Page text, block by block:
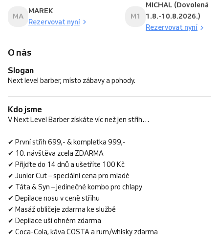
MA
MAREK
Rezervovat nyní
M1
MICHAL (Dovolená
1.8.-10.8.2026.)
Rezervovat nyní
O nás
Slogan
Next level barber, místo zábavy a pohody.
Kdo jsme
V Next Level Barber získáte víc než jen střih…
✔ První střih 699,- & kompletka 999,-
✔ 10. návštěva zcela ZDARMA
✔ Přijďte do 14 dnů a ušetříte 100 Kč
✔ Junior Cut – speciální cena pro mladé
✔ Táta & Syn – jedinečné kombo pro chlapy
✔ Depilace nosu v ceně střihu
✔ Masáž obličeje zdarma ke službě
✔ Depilace uší ohněm zdarma
✔ Coca-Cola, káva COSTA a rum/whisky zdarma